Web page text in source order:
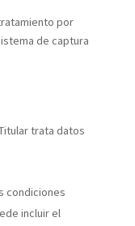
por
de captura
trata datos
condiciones
incluir el